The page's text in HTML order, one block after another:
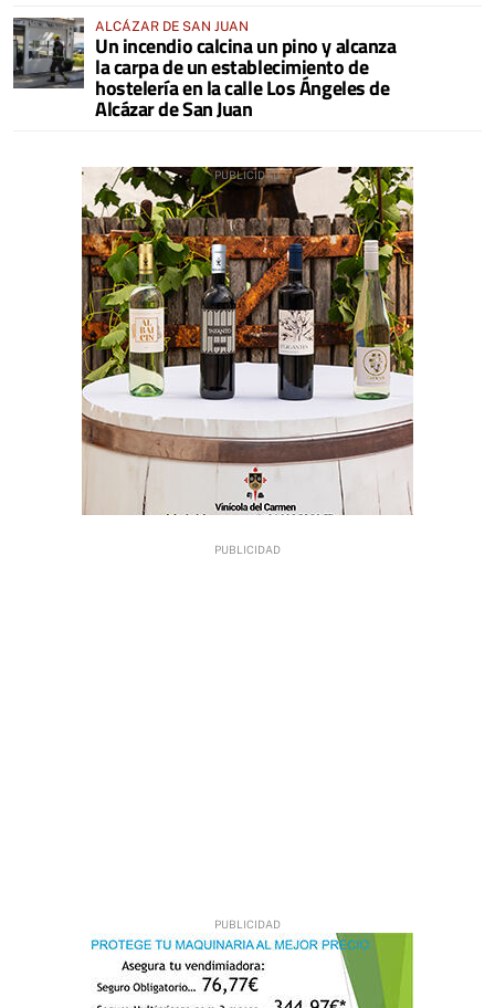
ALCÁZAR DE SAN JUAN
Un incendio calcina un pino y alcanza
la carpa de un establecimiento de
hostelería en la calle Los Ángeles de
Alcázar de San Juan